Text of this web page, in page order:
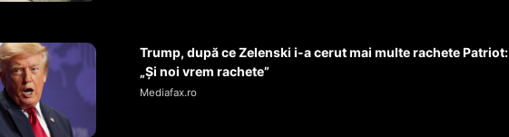
Trump, după ce Zelenski i-a cerut mai multe rachete Patriot:
„Și noi vrem rachete”
Mediafax.ro